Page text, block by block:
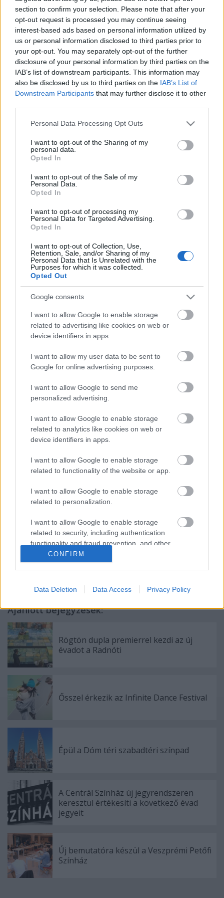
section to confirm your selection. Please note that after your
opt-out request is processed you may continue seeing
interest-based ads based on personal information utilized by
us or personal information disclosed to third parties prior to
your opt-out. You may separately opt-out of the further
disclosure of your personal information by third parties on the
IAB’s list of downstream participants. This information may
also be disclosed by us to third parties on the IAB’s List of
Downstream Participants that may further disclose it to other
Please note that this website/app uses one or more Google
not limited to your visit or usage behaviour. You may click to
grant or deny consent to Google and its third-party tags to
use your data for below specified purposes in below Google
consent section.
Personal Data Processing Opt Outs
I want to opt-out of the Sharing of my
personal data.
Opted In
I want to opt-out of the Sale of my
Personal Data.
Opted In
I want to opt-out of processing my
Personal Data for Targeted Advertising.
Opted In
I want to opt-out of Collection, Use,
Retention, Sale, and/or Sharing of my
Personal Data that Is Unrelated with the
Purposes for which it was collected.
Opted Out
Google consents
I want to allow Google to enable storage
related to advertising like cookies on web or
device identifiers in apps.
I want to allow my user data to be sent to
Google for online advertising purposes.
I want to allow Google to send me
personalized advertising.
I want to allow Google to enable storage
related to analytics like cookies on web or
device identifiers in apps.
I want to allow Google to enable storage
related to functionality of the website or app.
I want to allow Google to enable storage
related to personalization.
I want to allow Google to enable storage
related to security, including authentication
functionality and fraud prevention, and other
user protection.
CONFIRM
Data Deletion Data Access Privacy Policy
az egyik különbség, hogy az RTL-re igyekszem
szélesebb körben megérthető blokkokat
összeválogatni, úgymond populárisabb lenni, míg a
Comedy Central nézői nagyrészt fiatalok, így ott
bátrabban támadok elvontabb témákkal. Nem
gondolom, hogy a CC bemutatja lenne a Showder
előválogatója, de biztos, hogy ha valaki ott jó, akkor
nagyobb eséllyel figyelnek fel rá, akár a Showder
Klub szerkesztői.
önmegismerés? Mi is az a day trade pontosan?
HB: Igaz. A tőzsde számomra egy igen drága tükör
volt, ráadásul mérgemben már össze is törtem.
Napon belüli kereskedés. Adok, veszek, vagy veszek
adok, sokat sokszor és közben még
szerintem. A wikipédián biztos jobban kifejtik.
nézettségi mutatókat. Mókából tegyük fel, hogy
idővel felkerül a tőzsdére. Vennél Showder
részvényeket?
HB: Most nem vennék semmilyen részvényt, így
Showdert sem.
NV: A Magyar Labdarúgó Szövetségnél licence
adminisztrátorként dolgoztál – például a Fradi
NBI-ből való kizárása idején is. Nem félsz, ha
zöld-fehérben látsz valakit a nézőtéren?
egyébként sincs köze egy license adminisztrátornak,
ezt szerintem a drukkerek is tudják, így én teljesen
elmagyarázom nekik. Mondjuk, addigra lehet, hogy
megvernek. De egy licence adminisztrátor amúgy
sem egy ismert ember. Ne úgy képzeld el, hogy a
szurkolók isznak és énekelnek, de közben fél
szemmel azért keresik, hol van az a g… licence
adminisztrátor.
Az interjú folytatása a gepnarancs.hu oldalán
olvasható.
A fotót Dóra Blanka készítette,
Ajánlott bejegyzések:
Rögtön dupla premierrel kezdi az új
évadot a Radnóti
Ősszel érkezik az Infinite Dance Festival
Épül a Dóm téri szabadtéri színpad
A Centrál Színház új jegyrendszeren
keresztül értékesíti a következő évad
jegyeit
Új bemutatóra készül a Veszprémi Petőfi
Színház